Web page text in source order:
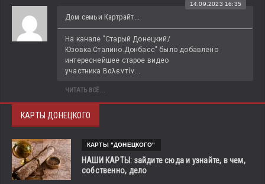
Дом семьи Картрайт...
14.09.2023 16:35
На канале "Старый Донецкий/
Юзовка.Сталино.Донбасс" было добавлено
интереснейшее старое видео
участника Βαλεντίν...
ЧИТАТЬ ВСЁ...
КАРТЫ ДОНЕЦКОГО
КАРТЫ "ДОНЕЦКОГО"
НАШИ КАРТЫ: зайдите сюда и узнайте, в чем,
собственно, дело